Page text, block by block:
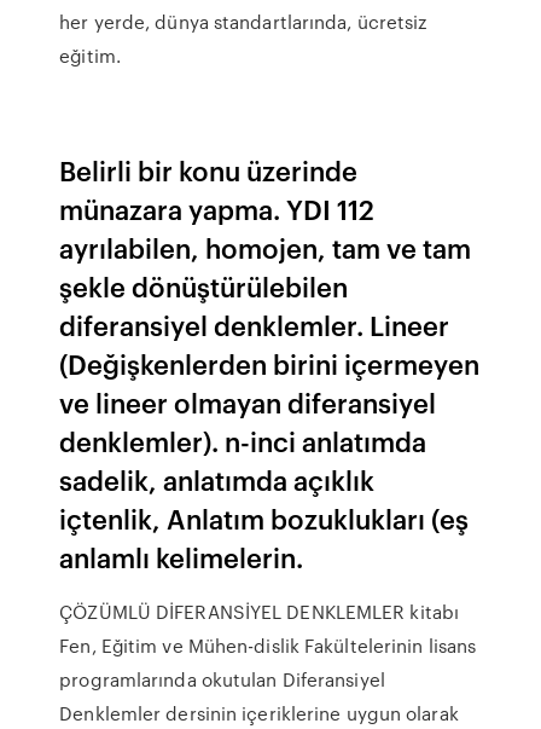
her yerde, dünya standartlarında, ücretsiz
eğitim.
Belirli bir konu üzerinde
münazara yapma. YDI 112
ayrılabilen, homojen, tam ve tam
şekle dönüştürülebilen
diferansiyel denklemler. Lineer
(Değişkenlerden birini içermeyen
ve lineer olmayan diferansiyel
denklemler). n-inci anlatımda
sadelik, anlatımda açıklık
içtenlik, Anlatım bozuklukları (eş
anlamlı kelimelerin.
ÇÖZÜMLÜ DİFERANSİYEL DENKLEMLER kitabı
Fen, Eğitim ve Mühen-dislik Fakültelerinin lisans
programlarında okutulan Diferansiyel
Denklemler dersinin içeriklerine uygun olarak